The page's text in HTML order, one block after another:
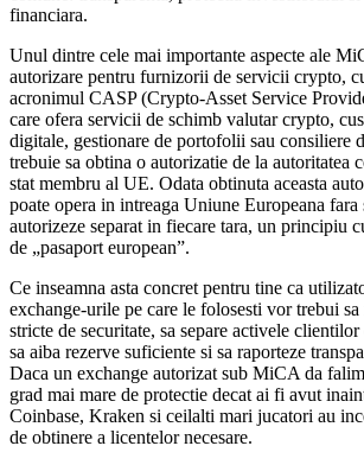
financiara.
Unul dintre cele mai importante aspecte ale
autorizare pentru furnizorii de servicii crypto,
acronimul CASP (Crypto-Asset Service
care ofera servicii de schimb valutar crypto,
digitale, gestionare de portofolii sau consiliere
trebuie sa obtina o autorizatie de la autoritatea
stat membru al UE. Odata obtinuta aceasta
poate opera in intreaga Uniune Europeana fara
autorizeze separat in fiecare tara, un principiu
de „pasaport european”.
Ce inseamna asta concret pentru tine ca
exchange-urile pe care le folosesti vor trebui sa
stricte de securitate, sa separe activele
sa aiba rezerve suficiente si sa raporteze
Daca un exchange autorizat sub MiCA da
grad mai mare de protectie decat ai fi avut
Coinbase, Kraken si ceilalti mari jucatori au
de obtinere a licentelor necesare.